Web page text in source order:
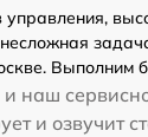
Выполним
наш
и озвучит